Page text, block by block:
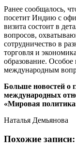
Ранее сообщалось,
посетит Индию с
визита состоит в
вопросов,
сотрудничество в
торговля и
образование. Особое
международным
Больше новостей о
международных
«Мировая
Наталья Демьянова
Похожие записи: